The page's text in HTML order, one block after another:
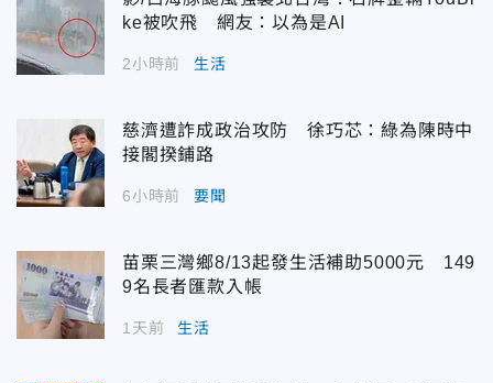
ke被吹飛 網友：以為是AI
2小時前 生活
慈濟遭詐成政治攻防 徐巧芯：綠為陳時中
接閣揆鋪路
6小時前 要聞
苗栗三灣鄉8/13起發生活補助5000元 149
9名長者匯款入帳
1天前 生活